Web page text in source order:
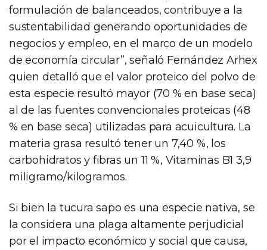
formulación de balanceados, contribuye a la
sustentabilidad generando oportunidades de
negocios y empleo, en el marco de un modelo
de economía circular”, señaló Fernández Arhex
quien detalló que el valor proteico del polvo de
esta especie resultó mayor (70 % en base seca)
al de las fuentes convencionales proteicas (48
% en base seca) utilizadas para acuicultura. La
materia grasa resultó tener un 7,40 %, los
carbohidratos y fibras un 11 %, Vitaminas B1 3,9
miligramo/kilogramos.
Si bien la tucura sapo es una especie nativa, se
la considera una plaga altamente perjudicial
por el impacto económico y social que causa,